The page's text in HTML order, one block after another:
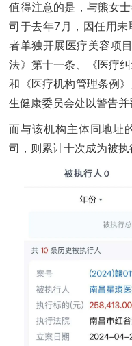
值得注意的是，与熊女
司于去年7月，因任用
者单独开展医疗美容项
法》第十一条、《医疗
和《医疗机构管理条例
生健康委员会处以警告并
而与该机构主体同地址
司，则累计十次成为被执